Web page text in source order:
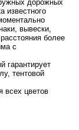
дорожных
известного
вывески,
более
с
гарантирует
тентовой
всех цветов